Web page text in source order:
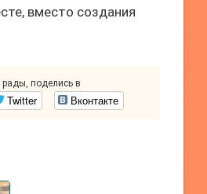
вместо создания
рады, поделись в
Twitter Вконтакте